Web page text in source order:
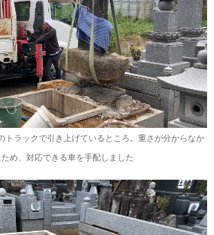
トラックで引き上げているところ。重さが分からなか
ため、対応できる車を手配しました